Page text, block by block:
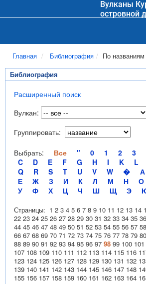
Вулканы
островной
Главная Библиография По названиям
Библиография
Расширенный поиск
Вулкан:
Группировать:
Выбрать: Все " 0 1 2 3
C
D E F G H I K L
Q
R S T U V W � А
Е
Ж З И К Л М Н О
У
Ф Х Ц Ч Ш Щ Э
Страницы: 1 2 3 4 5 6 7 8 9 10 11 12 13 14
22 23 24 25 26 27 28 29 30 31 32 33 34 35 36
44 45 46 47 48 49 50 51 52 53 54 55 56 57 58
66 67 68 69 70 71 72 73 74 75 76 77 78 79 80
88 89 90 91 92 93 94 95 96 97 98 99 100 101
107 108 109 110 111 112 113 114 115 116
123 124 125 126 127 128 129 130 131 132
139 140 141 142 143 144 145 146 147 148
155 156 157 158 159 160 161 162 163 164